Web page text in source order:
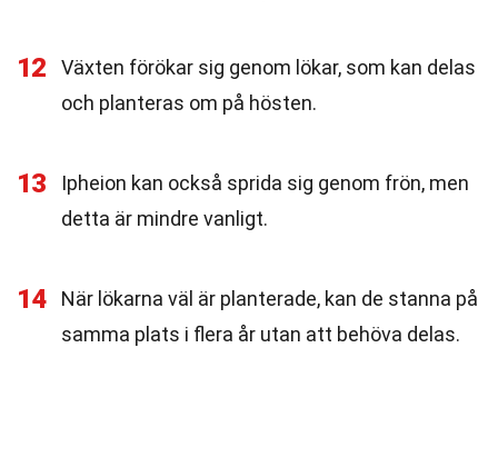
12
Växten förökar sig genom lökar, som kan delas
och planteras om på hösten.
13
Ipheion kan också sprida sig genom frön, men
detta är mindre vanligt.
14
När lökarna väl är planterade, kan de stanna på
samma plats i flera år utan att behöva delas.